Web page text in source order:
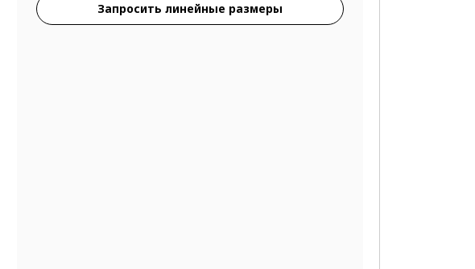
Запросить линейные размеры